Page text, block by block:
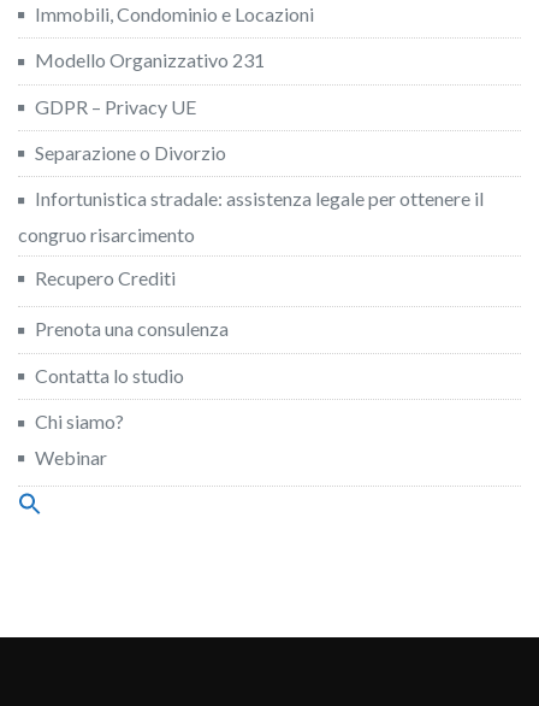
Immobili, Condominio e Locazioni
Modello Organizzativo 231
GDPR – Privacy UE
Separazione o Divorzio
Infortunistica stradale: assistenza legale per ottenere il
congruo risarcimento
Recupero Crediti
Prenota una consulenza
Contatta lo studio
Chi siamo?
Webinar
Search